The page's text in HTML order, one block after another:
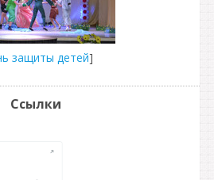
защиты детей]
Ссылки